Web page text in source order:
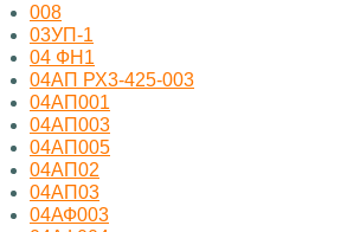
008
03УП-1
04 ФН1
04АП РХ3-425-003
04АП001
04АП003
04АП005
04АП02
04АП03
04АФ003